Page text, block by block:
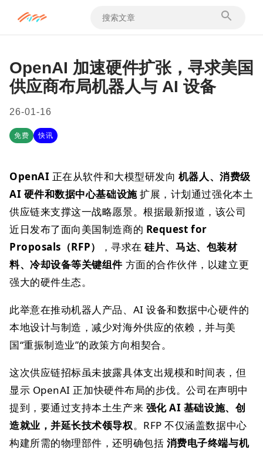
OpenAI 加速硬件扩张，寻求美国
供应商布局机器人与 AI 设备
26-01-16
免费 快讯
OpenAI 正在从软件和大模型研发向 机器人、消费级
AI 硬件和数据中心基础设施扩展，计划通过强化本土
供应链来支撑这一战略愿景。根据最新报道，该公司
近日发布了面向美国制造商的 Request for
Proposals（RFP）
，寻求在硅片、马达、包装材
料、冷却设备等关键组件方面的合作伙伴，以建立更
强大的硬件生态。
此举意在推动机器人产品、AI 设备和数据中心硬件的
本地设计与制造，减少对海外供应的依赖，并与美
国“重振制造业”的政策方向相契合。
这次供应链招标虽未披露具体支出规模和时间表，但
显示 OpenAI 正加快硬件布局的步伐。公司在声明中
提到，要通过支持本土生产来 强化 AI 基础设施、创
造就业，并延长技术领导权。RFP 不仅涵盖数据中心
构建所需的物理部件，还明确包括 消费电子终端与机